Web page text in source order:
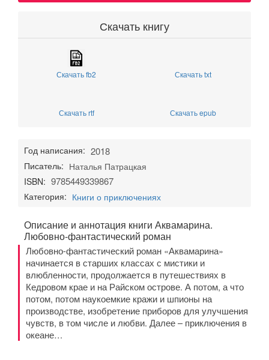
Скачать книгу
Скачать fb2 Скачать txt
Скачать rtf Скачать epub
Год написания: 2018
Писатель: Наталья Патрацкая
ISBN: 9785449339867
Категория: Книги о приключениях
Описание и аннотация книги Аквамарина.
Любовно-фантастический роман
Любовно-фантастический роман «Аквамарина»
начинается в старших классах с мистики и
влюбленности, продолжается в путешествиях в
Кедровом крае и на Райском острове. А потом, а что
потом, потом наукоемкие кражи и шпионы на
производстве, изобретение приборов для улучшения
чувств, в том числе и любви. Далее – приключения в
океане…